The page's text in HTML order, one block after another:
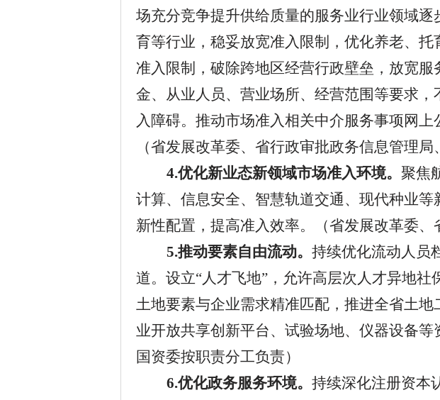
场充分竞争提升供给质量的服务业行业领域
育等行业，稳妥放宽准入限制，优化养老、
准入限制，破除跨地区经营行政壁垒，放宽
金、从业人员、营业场所、经营范围等要求
入障碍。推动市场准入相关中介服务事项网
（省发展改革委、省行政审批政务信息管理
4.优化新业态新领域市场准入环境。 聚焦
计算、信息安全、智慧轨道交通、现代种业
新性配置，提高准入效率。（省发展改革委、
5.推动要素自由流动。 持续优化流动人员
道。设立“人才飞地”，允许高层次人才异地
土地要素与企业需求精准匹配，推进全省土
业开放共享创新平台、试验场地、仪器设备等
国资委按职责分工负责）
6.优化政务服务环境。 持续深化注册资本